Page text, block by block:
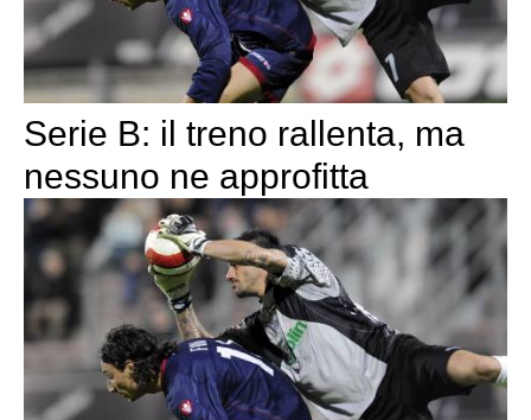
Serie B: il treno rallenta, ma
nessuno ne approfitta